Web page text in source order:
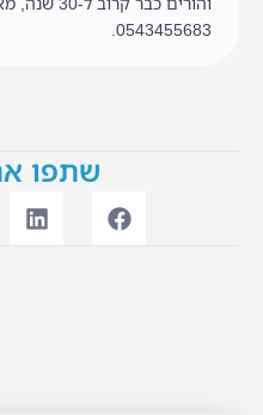
והורים כבר
0543455683.
שתפו